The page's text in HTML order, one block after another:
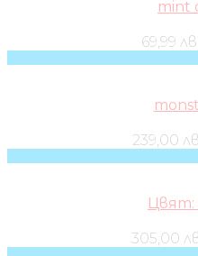
mint
69,99
239,00
Цвят:
305,00